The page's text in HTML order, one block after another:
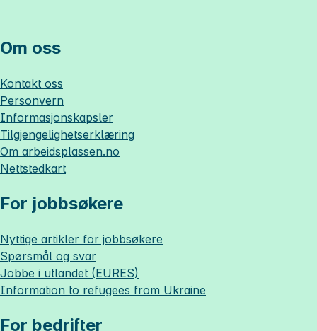
Om oss
Kontakt oss
Personvern
Informasjonskapsler
Tilgjengelighetserklæring
Om arbeidsplassen.no
Nettstedkart
For jobbsøkere
Nyttige artikler for jobbsøkere
Spørsmål og svar
Jobbe i utlandet (EURES)
Information to refugees from Ukraine
For bedrifter